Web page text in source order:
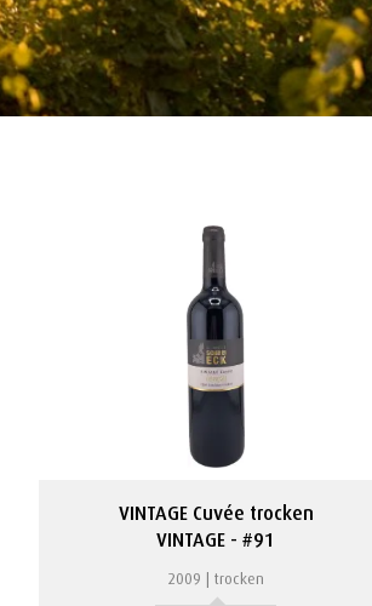
VINTAGE Cuvée trocken
VINTAGE #91
2009 trocken